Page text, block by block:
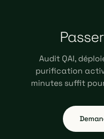
Audit QAI,
purification
minutes suffit